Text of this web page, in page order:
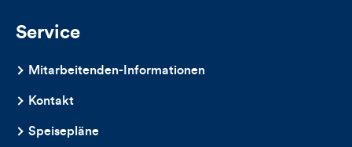
Service
Mitarbeitenden-Informationen
Kontakt
Speisepläne